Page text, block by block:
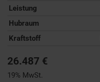
Leistung
Hubraum
Kraftstoff
26.487 €
19% MwSt.